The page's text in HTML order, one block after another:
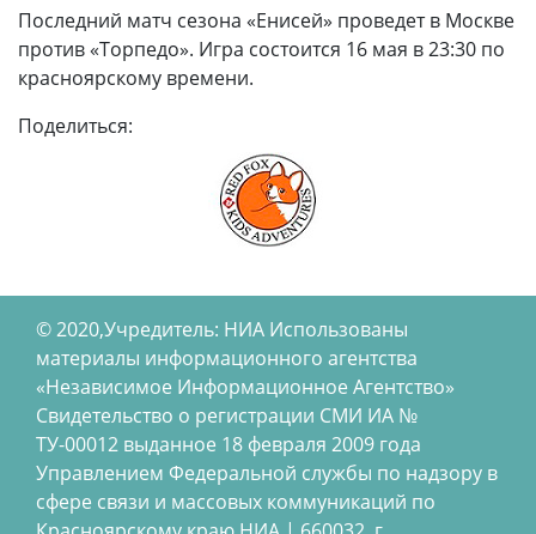
Последний матч сезона «Енисей» проведет в Москве
против «Торпедо». Игра состоится 16 мая в 23:30 по
красноярскому времени.
Поделиться:
© 2020,Учредитель: НИА Использованы
материалы информационного агентства
«Независимое Информационное Агентство»
Свидетельство о регистрации СМИ ИА №
ТУ-00012 выданное 18 февраля 2009 года
Управлением Федеральной службы по надзору в
сфере связи и массовых коммуникаций по